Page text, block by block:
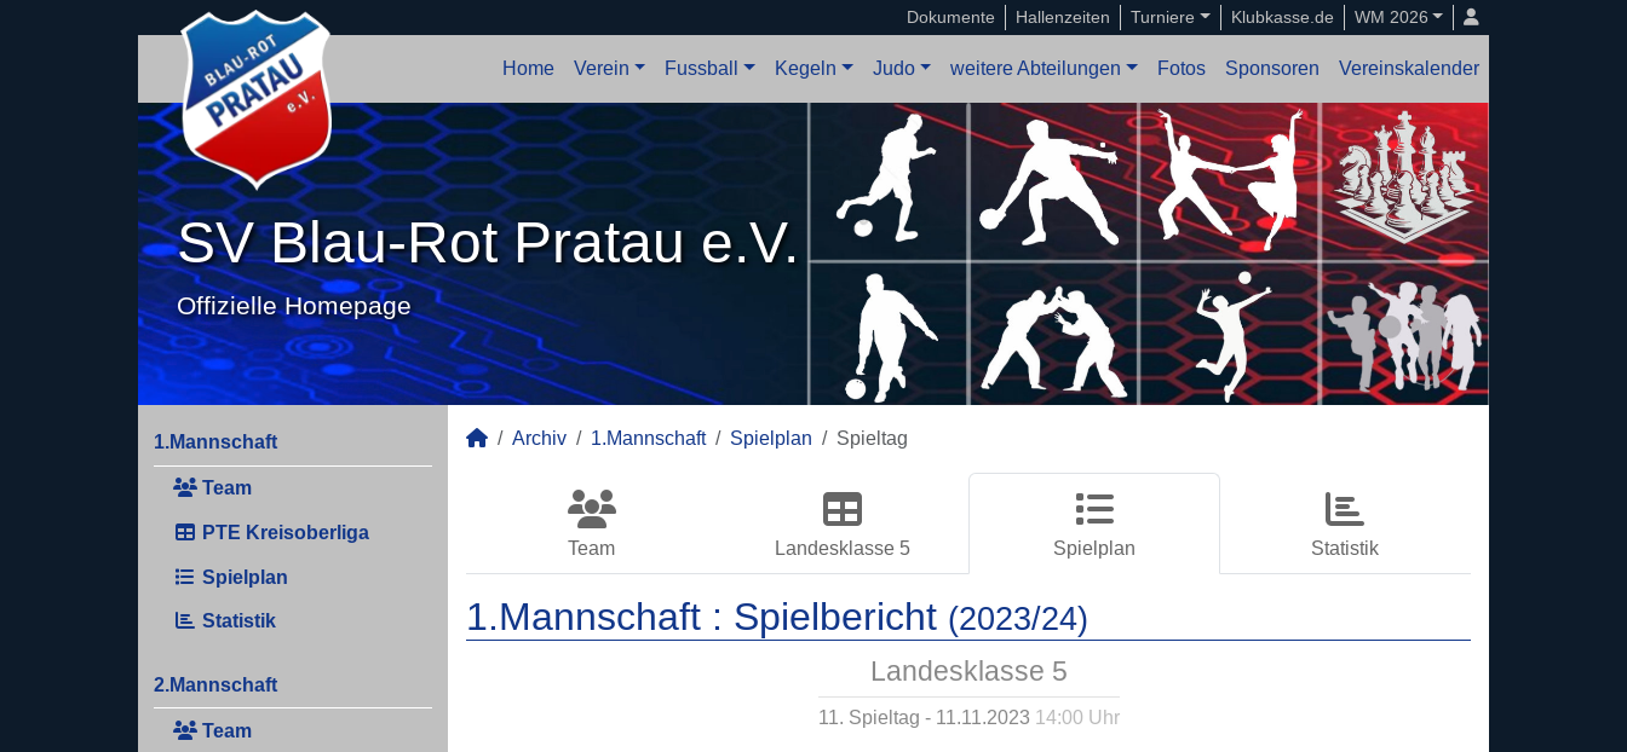
Dokumente Hallenzeiten Turniere Klubkasse.de WM 2026
Home Verein Fussball Kegeln Judo weitere Abteilungen Fotos Sponsoren Vereinskalender
SV Blau-Rot Pratau e.V.
Offizielle Homepage
1.Mannschaft
Team
PTE Kreisoberliga
Spielplan
Statistik
2.Mannschaft
Team
Archiv 1.Mannschaft Spielplan Spieltag
Team Landesklasse 5 Spielplan Statistik
1.Mannschaft : Spielbericht (2023/24)
Landesklasse 5
11. Spieltag - 11.11.2023 14:00 Uhr